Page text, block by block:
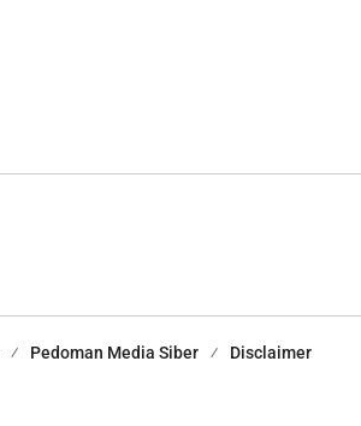
Pedoman Media Siber Disclaimer